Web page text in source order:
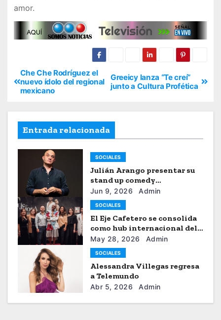
amor.
Greeicy lanza “Te creí”
junto a Cultura Profética
Che Che Rodríguez el
nuevo ídolo del regional
mexicano
Entrada relacionada
SOCIALES
Julián Arango presentar su
stand up comedy
“Julianchou”
Jun 9, 2026 Admin
SOCIALES
El Eje Cafetero se consolida
como hub internacional del
sistema moda
May 28, 2026 Admin
SOCIALES
Alessandra Villegas regresa
a Telemundo
Abr 5, 2026 Admin